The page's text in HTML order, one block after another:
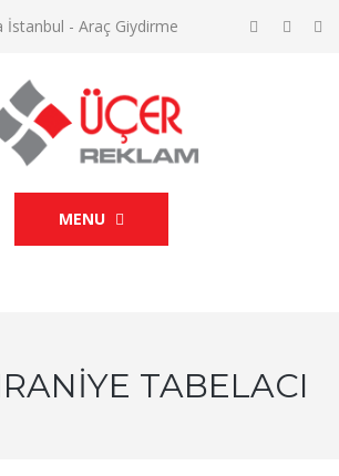
İstanbul - Araç Giydirme
MENU
TABELACI